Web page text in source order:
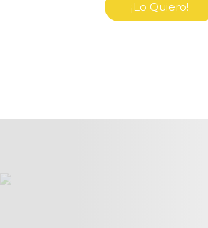
¡Lo Quiero!